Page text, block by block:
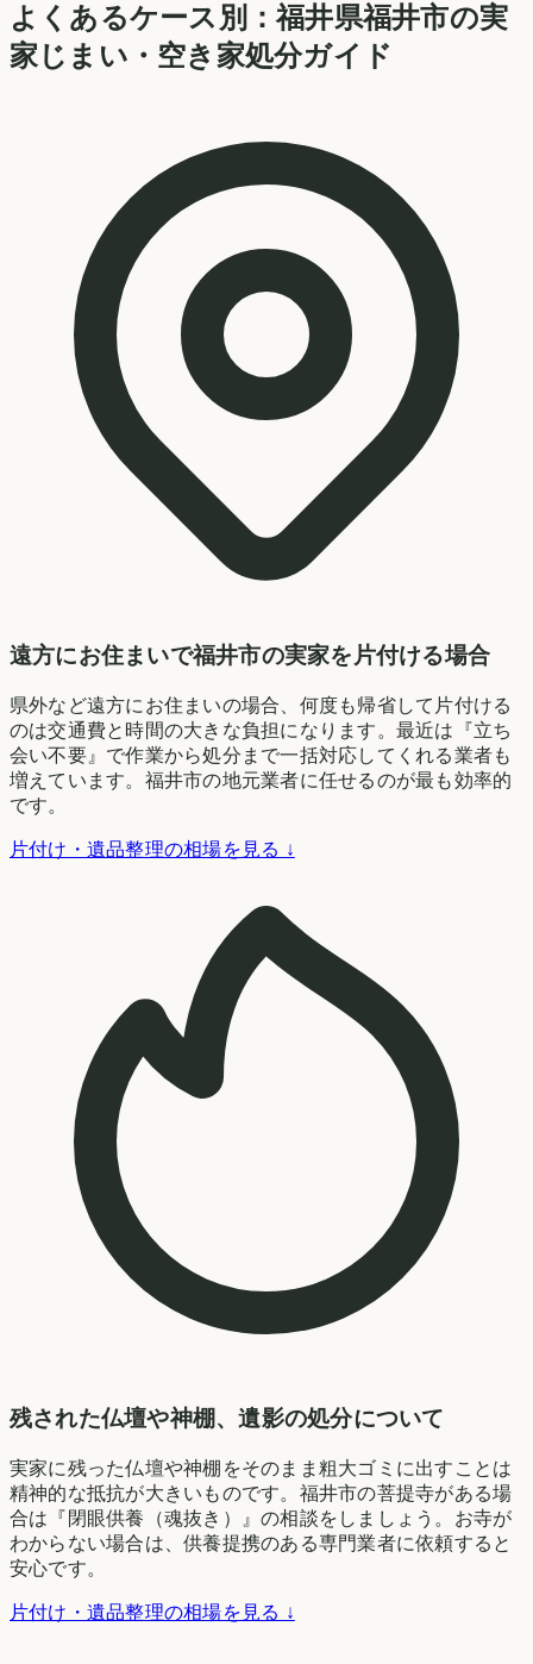
よくあるケース別：福井県福井市の実
家じまい・空き家処分ガイド
遠方にお住まいで福井市の実家を片付ける場合
県外など遠方にお住まいの場合、何度も帰省して片付ける
のは交通費と時間の大きな負担になります。最近は『立ち
会い不要』で作業から処分まで一括対応してくれる業者も
増えています。福井市の地元業者に任せるのが最も効率的
です。
片付け・遺品整理の相場を見る ↓
残された仏壇や神棚、遺影の処分について
実家に残った仏壇や神棚をそのまま粗大ゴミに出すことは
精神的な抵抗が大きいものです。福井市の菩提寺がある場
合は『閉眼供養（魂抜き）』の相談をしましょう。お寺が
わからない場合は、供養提携のある専門業者に依頼すると
安心です。
片付け・遺品整理の相場を見る ↓